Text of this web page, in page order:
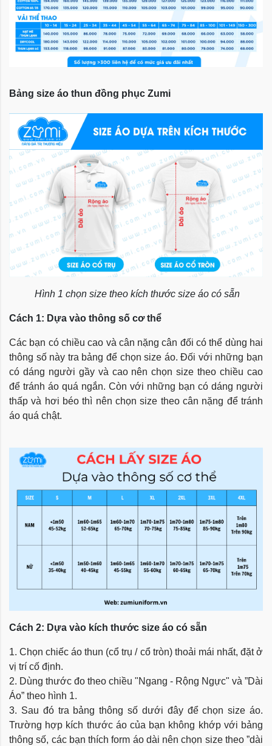
Bảng size áo thun đồng phục Zumi
Hình 1 chọn size theo kích thước size áo có sẵn
Cách 1: Dựa vào thông số cơ thể
Các bạn có chiều cao và cân nặng cân đối có thể dùng hai
thông số này tra bảng để chọn size áo. Đối với những bạn
có dáng người gầy và cao nên chọn size theo chiều cao
để tránh áo quá ngắn. Còn với những bạn có dáng người
thấp và hơi béo thì nên chọn size theo cân nặng để tránh
áo quá chật.
Cách 2: Dựa vào kích thước size áo có sẵn
1. Chọn chiếc áo thun (cổ trụ / cổ tròn) thoải mái nhất, đặt ở
vị trí cố định.
2. Dùng thước đo theo chiều "Ngang - Rộng Ngực" và ”Dài
Áo” theo hình 1.
3. Sau đó tra bảng thông số dưới đây để chọn size áo.
Trường hợp kích thước áo của bạn không khớp với bảng
thông số, các bạn thích form áo dài nên chọn size theo ”dài